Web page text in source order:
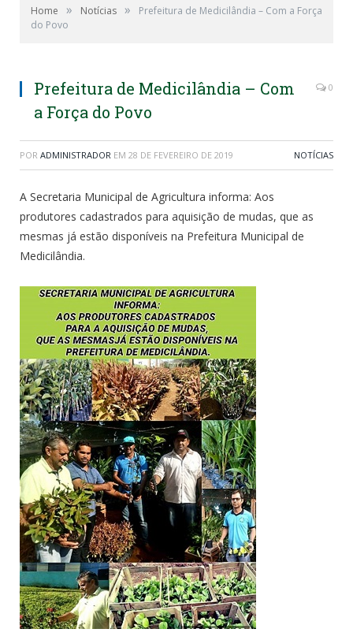
Home » Notícias »
Prefeitura de Medicilândia – Com a Força
do Povo
Prefeitura de Medicilândia – Com
a Força do Povo
0
POR ADMINISTRADOR EM 28 DE FEVEREIRO DE 2019 NOTÍCIAS
A Secretaria Municipal de Agricultura informa: Aos
produtores cadastrados para aquisição de mudas, que as
mesmas já estão disponíveis na Prefeitura Municipal de
Medicilândia.